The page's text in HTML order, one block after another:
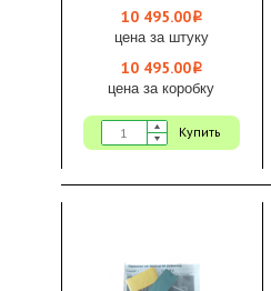
двумя лотками 1/1
10 495.00i
цена за штуку
10 495.00i
цена за коробку
Купить